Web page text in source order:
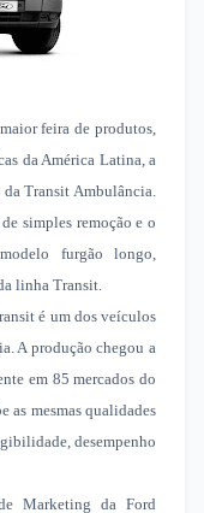
feira de produtos,
da América Latina, a
da Transit Ambulância.
simples remoção e o
furgão longo,
linha Transit.
é um dos veículos
A produção chegou a
em 85 mercados do
as mesmas qualidades
desempenho
Marketing da Ford